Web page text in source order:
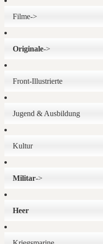
Filme->
Originale->
Front-Illustrierte
Jugend & Ausbildung
Kultur
Militar->
Heer